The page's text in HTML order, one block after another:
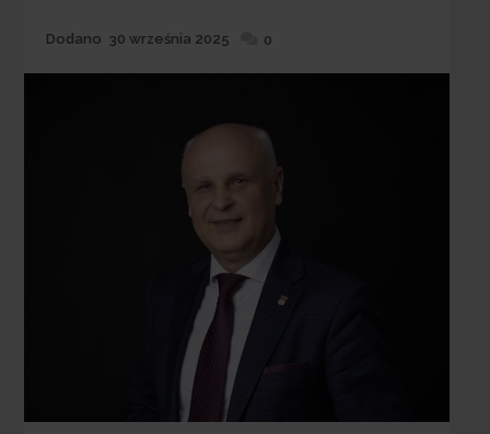
Dodane
Dodano 30 września 2025 0